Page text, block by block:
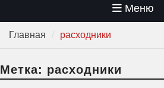
Меню
Главная расходники
Метка: расходники